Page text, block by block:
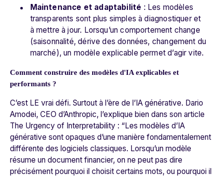
Maintenance et adaptabilité : Les modèles
transparents sont plus simples à diagnostiquer et
à mettre à jour. Lorsqu’un comportement change
(saisonnalité, dérive des données, changement du
marché), un modèle explicable permet d’agir vite.
Comment construire des modèles d'IA explicables et
performants ?
C’est LE vrai défi. Surtout à l’ère de l’IA générative. Dario
Amodei, CEO d’Anthropic, l’explique bien dans son article
The Urgency of Interpretability : “Les modèles d’IA
générative sont opaques d’une manière fondamentalement
différente des logiciels classiques. Lorsqu’un modèle
résume un document financier, on ne peut pas dire
précisément pourquoi il choisit certains mots, ou pourquoi il